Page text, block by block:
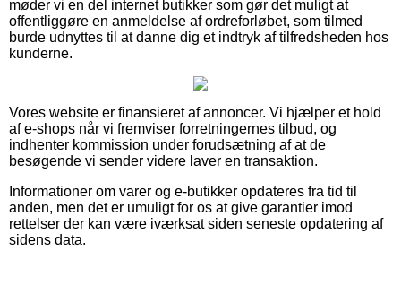
møder vi en del internet butikker som gør det muligt at
offentliggøre en anmeldelse af ordreforløbet, som tilmed
burde udnyttes til at danne dig et indtryk af tilfredsheden hos
kunderne.
Vores website er finansieret af annoncer. Vi hjælper et hold
af e-shops når vi fremviser forretningernes tilbud, og
indhenter kommission under forudsætning af at de
besøgende vi sender videre laver en transaktion.
Informationer om varer og e-butikker opdateres fra tid til
anden, men det er umuligt for os at give garantier imod
rettelser der kan være iværksat siden seneste opdatering af
sidens data.